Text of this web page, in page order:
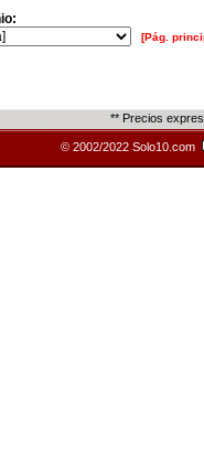
[Pág.
** Precios
© 2002/2022 Solo10.com